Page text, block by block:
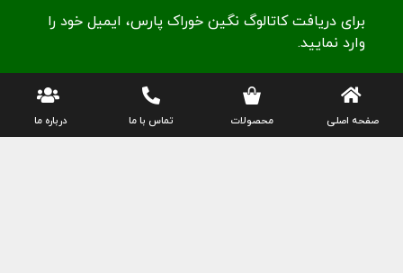
برای دریافت کاتالوگ نگین خوراک پارس، ایمیل خود را
وارد نمایید.
ایمیل
(Required)
صفحه اصلی محصولات تماس با ما درباره ما